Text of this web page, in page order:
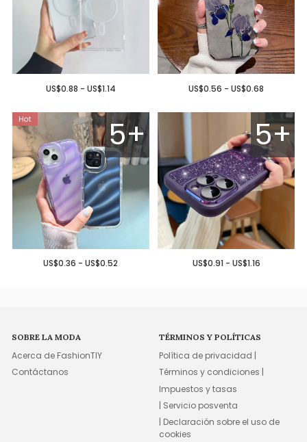
US$0.88 - US$1.14 US$0.56 - US$0.68
5+
US$0.36 - US$0.52
5+
US$0.91 - US$1.16
SOBRE LA MODA
Acerca de FashionTIY
Contáctanos
TÉRMINOS Y POLÍTICAS
Política de privacidad |
Términos y condiciones |
Impuestos y tasas
| Servicio posventa
| Declaración sobre el uso de
cookies